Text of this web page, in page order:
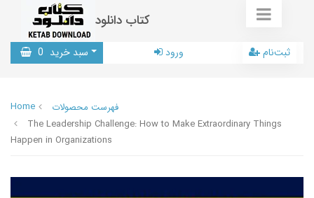
کتاب دانلود
سبد خرید 0 ورود ثبت‌نام
Home
فهرست محصولات
The Leadership Challenge: How to Make Extraordinary Things
Happen in Organizations